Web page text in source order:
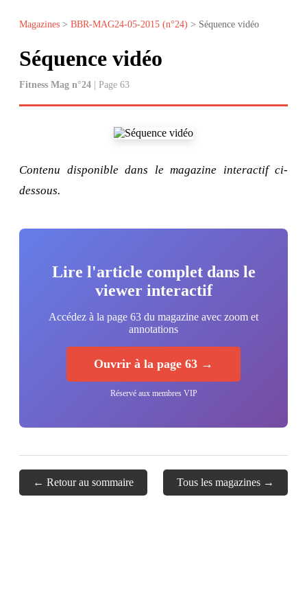
Magazines > BBR-MAG24-05-2015 (n°24) > Séquence vidéo
Séquence vidéo
Fitness Mag n°24 | Page 63
Contenu disponible dans le magazine interactif ci-
dessous.
Lire l'article complet dans le
viewer interactif
Accédez à la page 63 du magazine avec zoom et
annotations
Ouvrir à la page 63 →
Réservé aux membres VIP
← Retour au sommaire Tous les magazines →